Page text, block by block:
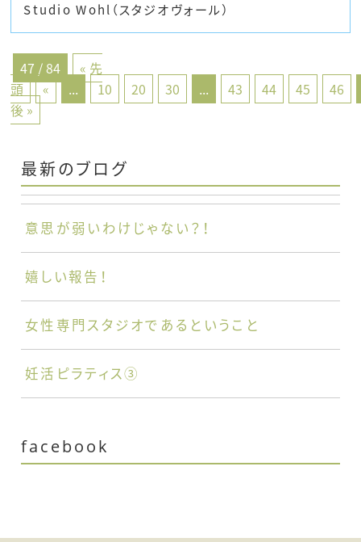
Studio Wohl （スタジオヴォール）
47 / 84
« 先
頭
« ... 10 20 30 ... 43 44 45
46
後 »
最新のブログ
意思が弱いわけじゃない？！
嬉しい報告！
女性専門スタジオであるということ
妊活ピラティス③
facebook